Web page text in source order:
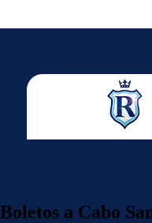
Boletos a Cabo